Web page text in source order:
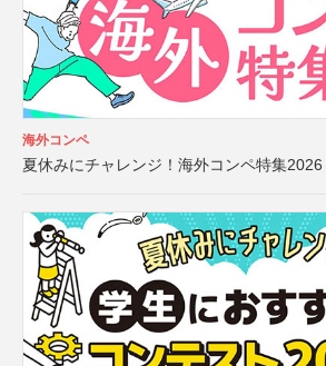
海外コンペ
夏休みにチャレンジ！海外コンペ特集2026